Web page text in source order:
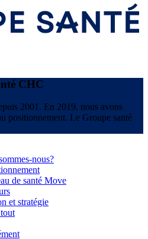
CHC
2001. En 2019, nous avons
positionnement. Le Groupe santé
nous?
de santé Move
et stratégie